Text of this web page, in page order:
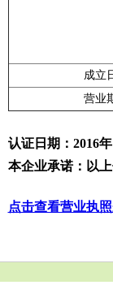
成立
营业
认证日期：2016
本企业承诺：以
点击查看营业执